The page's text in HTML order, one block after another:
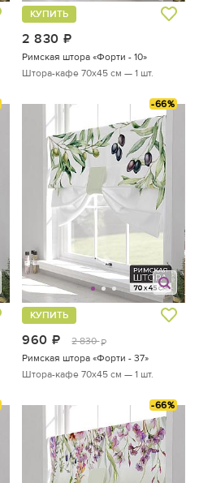
2 830
КУПИТЬ
Римская штора «Форти - 10»
Штора-кафе 70х45 см — 1 шт.
-66%
960 руб.
2 830 руб.
КУПИТЬ
Римская штора «Форти - 37»
Штора-кафе 70х45 см — 1 шт.
-66%